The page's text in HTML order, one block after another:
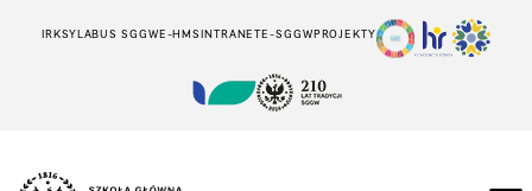
IRKSYLABUS SGGWE-HMSINTRANETE-SGGWPROJEKTY